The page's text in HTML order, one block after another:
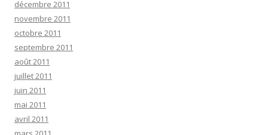
décembre 2011
novembre 2011
octobre 2011
septembre 2011
août 2011
juillet 2011
juin 2011
mai 2011
avril 2011